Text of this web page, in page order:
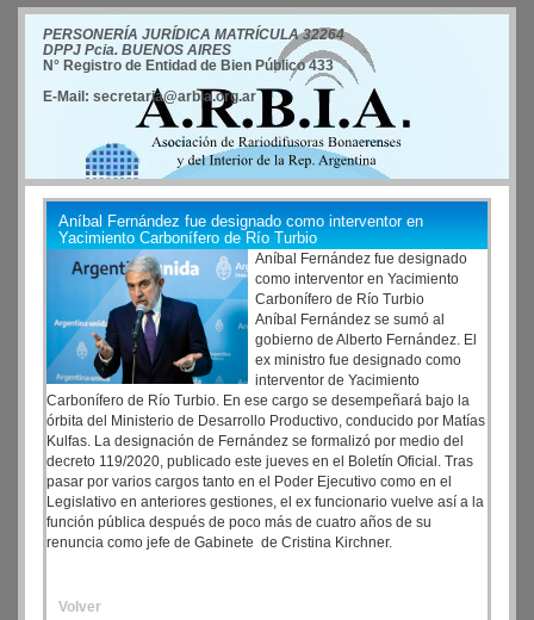
PERSONERÍA JURÍDICA MATRÍCULA 32264
DPPJ Pcia. BUENOS AIRES
N° Registro de Entidad de Bien Público 433
E-Mail: secretaria@arbia.org.ar
Aníbal Fernández fue designado como interventor en
Yacimiento Carbonífero de Río Turbio
Aníbal Fernández fue designado
como interventor en Yacimiento
Carbonífero de Río Turbio
Aníbal Fernández se sumó al
gobierno de Alberto Fernández. El
ex ministro fue designado como
interventor de Yacimiento
Carbonífero de Río Turbio. En ese cargo se desempeñará bajo la
órbita del Ministerio de Desarrollo Productivo, conducido por Matías
Kulfas. La designación de Fernández se formalizó por medio del
decreto 119/2020, publicado este jueves en el Boletín Oficial. Tras
pasar por varios cargos tanto en el Poder Ejecutivo como en el
Legislativo en anteriores gestiones, el ex funcionario vuelve así a la
función pública después de poco más de cuatro años de su
renuncia como jefe de Gabinete de Cristina Kirchner.
Volver